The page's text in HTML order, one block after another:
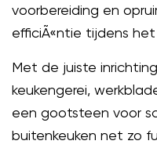
voorbereiding en
efficiÃ«ntie tijdens het
Met de juiste
keukengerei,
een gootsteen voor
buitenkeuken net zo